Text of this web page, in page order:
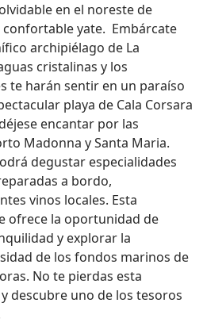
en el noreste de
yate. Embárcate
archipiélago de La
cristalinas y los
te harán sentir en un paraíso
playa de Cala Corsara
encantar por las
Madonna y Santa Maria.
degustar especialidades
a bordo,
vinos locales. Esta
ofrece la oportunidad de
y explorar la
de los fondos marinos de
No te pierdas esta
descubre uno de los tesoros